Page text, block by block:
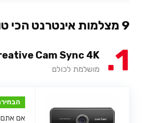
9 מצלמות אינטרנט הכי טובות לשנת 2026
1
Cam Sync 4K
מושלמת לכולם
אם אתם